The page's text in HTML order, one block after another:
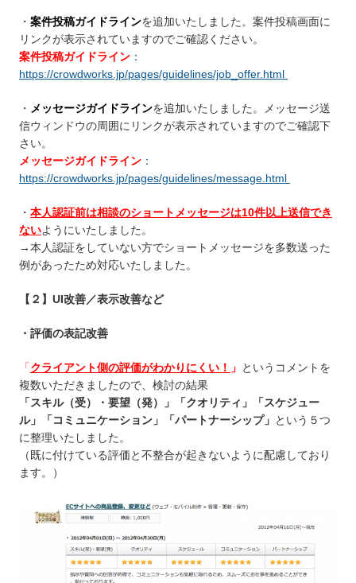
・ 案件投稿ガイドラインを追加いたしました。案件投稿画面に
リンクが表示されていますのでご確認ください。
案件投稿ガイドライン ：
https://crowdworks.jp/pages/guidelines/job_offer.html
・ メッセージガイドラインを追加いたしました。メッセージ送
信ウィンドウの周囲にリンクが表示されていますのでご確認下
さい。
メッセージガイドライン ：
https://crowdworks.jp/pages/guidelines/message.html
・ 本人認証前は相談のショートメッセージは10件以上送信でき
ないようにいたしました。
→本人認証をしていない方でショートメッセージを多数送った
例があったため対応いたしました。
【２】UI改善／表示改善など
・評価の表記改善
「クライアント側の評価がわかりにくい！ 」 というコメントを
複数いただきましたので、検討の結果
「スキル（受）・要望（発）」「クオリティ」「スケジュー
ル」「コミュニケーション」「パートナーシップ」 という５つ
に整理いたしました。
（既に付けている評価と不整合が起きないように配慮しており
ます。）